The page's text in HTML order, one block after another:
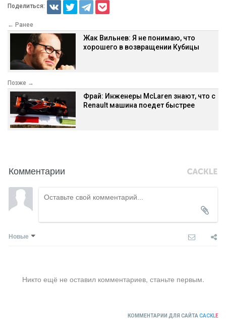
Поделиться:
← Ранее
Жак Вильнев: Я не понимаю, что
хорошего в возвращении Кубицы
Позже →
Фрай: Инженеры McLaren знают, что с
Renault машина поедет быстрее
Комментарии
Новые
Никто ещё не оставил комментариев, станьте первым.
КОММЕНТАРИИ ДЛЯ САЙТА CACKLE